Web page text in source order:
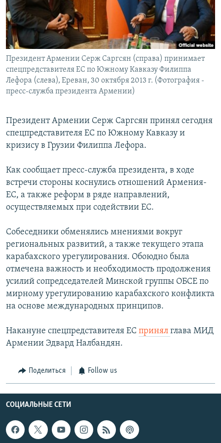
Հայերեն
English
Русский
Все сайты Радио Азатутюн
Президент Армении Серж Саргсян (справа) принимает
спецпредставителя ЕС по Южному Кавказу Филиппа
Лефора (слева), Ереван, 30 октября 2013 г. (Фотография -
пресс-служба президента Армении)
Президент Армении Серж Саргсян принял сегодня
спецпредставителя ЕС по Южному Кавказу и
кризису в Грузии Филиппа Лефора.
Как сообщает пресс-служба президента, в ходе
встречи стороны коснулись отношений Армения-
ЕС, а также реформ в ряде направлений,
осуществляемых при содействии ЕС.
Собеседники обменялись мнениями вокруг
региональных развитий, а также текущего этапа
карабахского урегулирования. Обоюдно была
отмечена важность и необходимость продолжения
усилий сопредседателей Минской группы ОБСЕ по
мирному урегулированию карабахского конфликта
на основе международных принципов.
Накануне спецпредставителя ЕС принял глава МИД
Армении Эдвард Налбандян.
Поделиться Follow us
СОЦИАЛЬНЫЕ СЕТИ